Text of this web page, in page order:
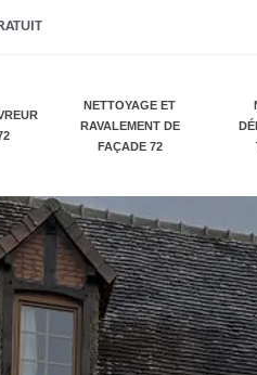
NETTOYAGE ET
RAVALEMENT DE
FAÇADE 72